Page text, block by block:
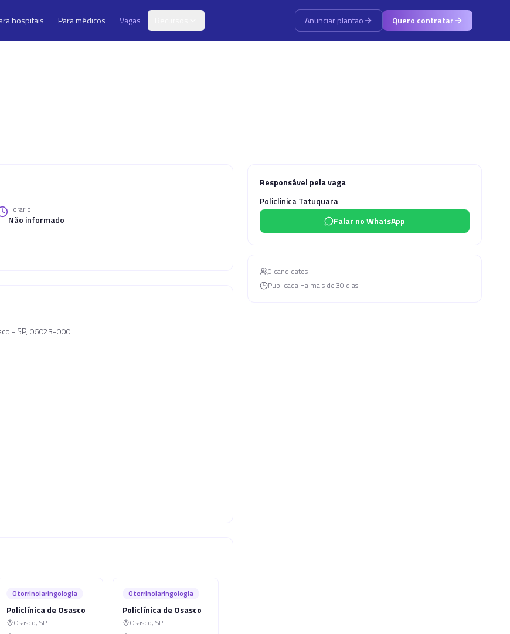
hospitais Para médicos Vagas Anunciar plantão Quero contratar
Horario
Não informado
- SP, 06023-000
Otorrinolaringologia
Policlínica de Osasco
Osasco, SP
Otorrinolaringologia
Policlínica de Osasco
Osasco, SP
Responsável pela vaga
Policlinica Tatuquara
Falar no WhatsApp
0 candidatos
Publicada Ha mais de 30 dias